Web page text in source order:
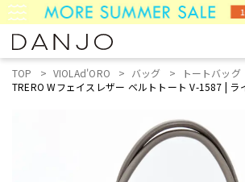
TOP VIOLAd'ORO バッグ
トートバッグ
TRERO Wフェイスレザー ベルトトート V-1587 | ラ